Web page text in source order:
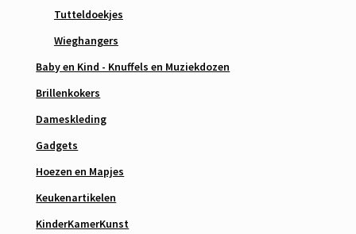
Tutteldoekjes
Wieghangers
Baby en Kind - Knuffels en Muziekdozen
Brillenkokers
Dameskleding
Gadgets
Hoezen en Mapjes
Keukenartikelen
KinderKamerKunst